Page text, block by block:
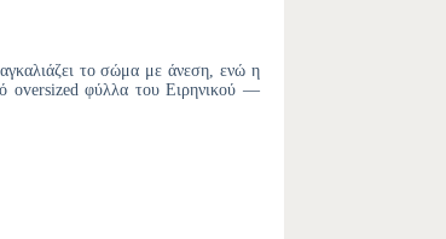
το σώμα με άνεση, ενώ η
oversized φύλλα του Ειρηνικού —